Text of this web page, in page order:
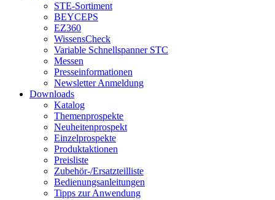
STE-Sortiment
BEYCEPS
EZ360
WissensCheck
Variable Schnellspanner STC
Messen
Presseinformationen
Newsletter Anmeldung
Downloads
Katalog
Themenprospekte
Neuheitenprospekt
Einzelprospekte
Produktaktionen
Preisliste
Zubehör-/Ersatzteilliste
Bedienungsanleitungen
Tipps zur Anwendung